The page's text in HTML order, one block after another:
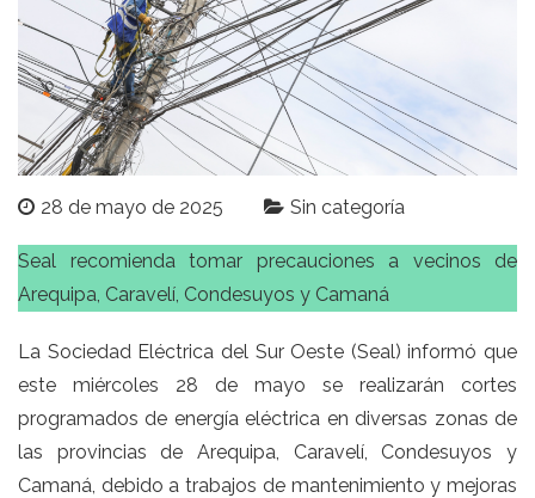
28 de mayo de 2025 Sin categoría
Seal recomienda tomar precauciones a vecinos de
Arequipa, Caravelí, Condesuyos y Camaná
La Sociedad Eléctrica del Sur Oeste (Seal) informó que
este miércoles 28 de mayo se realizarán cortes
programados de energía eléctrica en diversas zonas de
las provincias de Arequipa, Caravelí, Condesuyos y
Camaná, debido a trabajos de mantenimiento y mejoras